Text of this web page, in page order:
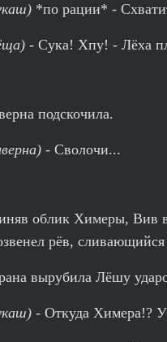
*по рации* -
- Сука! Хпу! - Лёха
подскочила.
- Сволочи...
облик Химеры, Вив
рёв,
вырубила Лёшу
- Откуда Химера!?